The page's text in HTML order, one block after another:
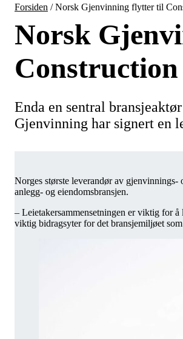
Forsiden /Norsk Gjenvinning flytter til
Norsk
Enda en sentral
Gjenvinning har signert en
Norges største leverandør av
anlegg- og eiendomsbransjen.
– Leietakersammensetningen er viktig for
viktig bidragsyter for det bransjemiljøet